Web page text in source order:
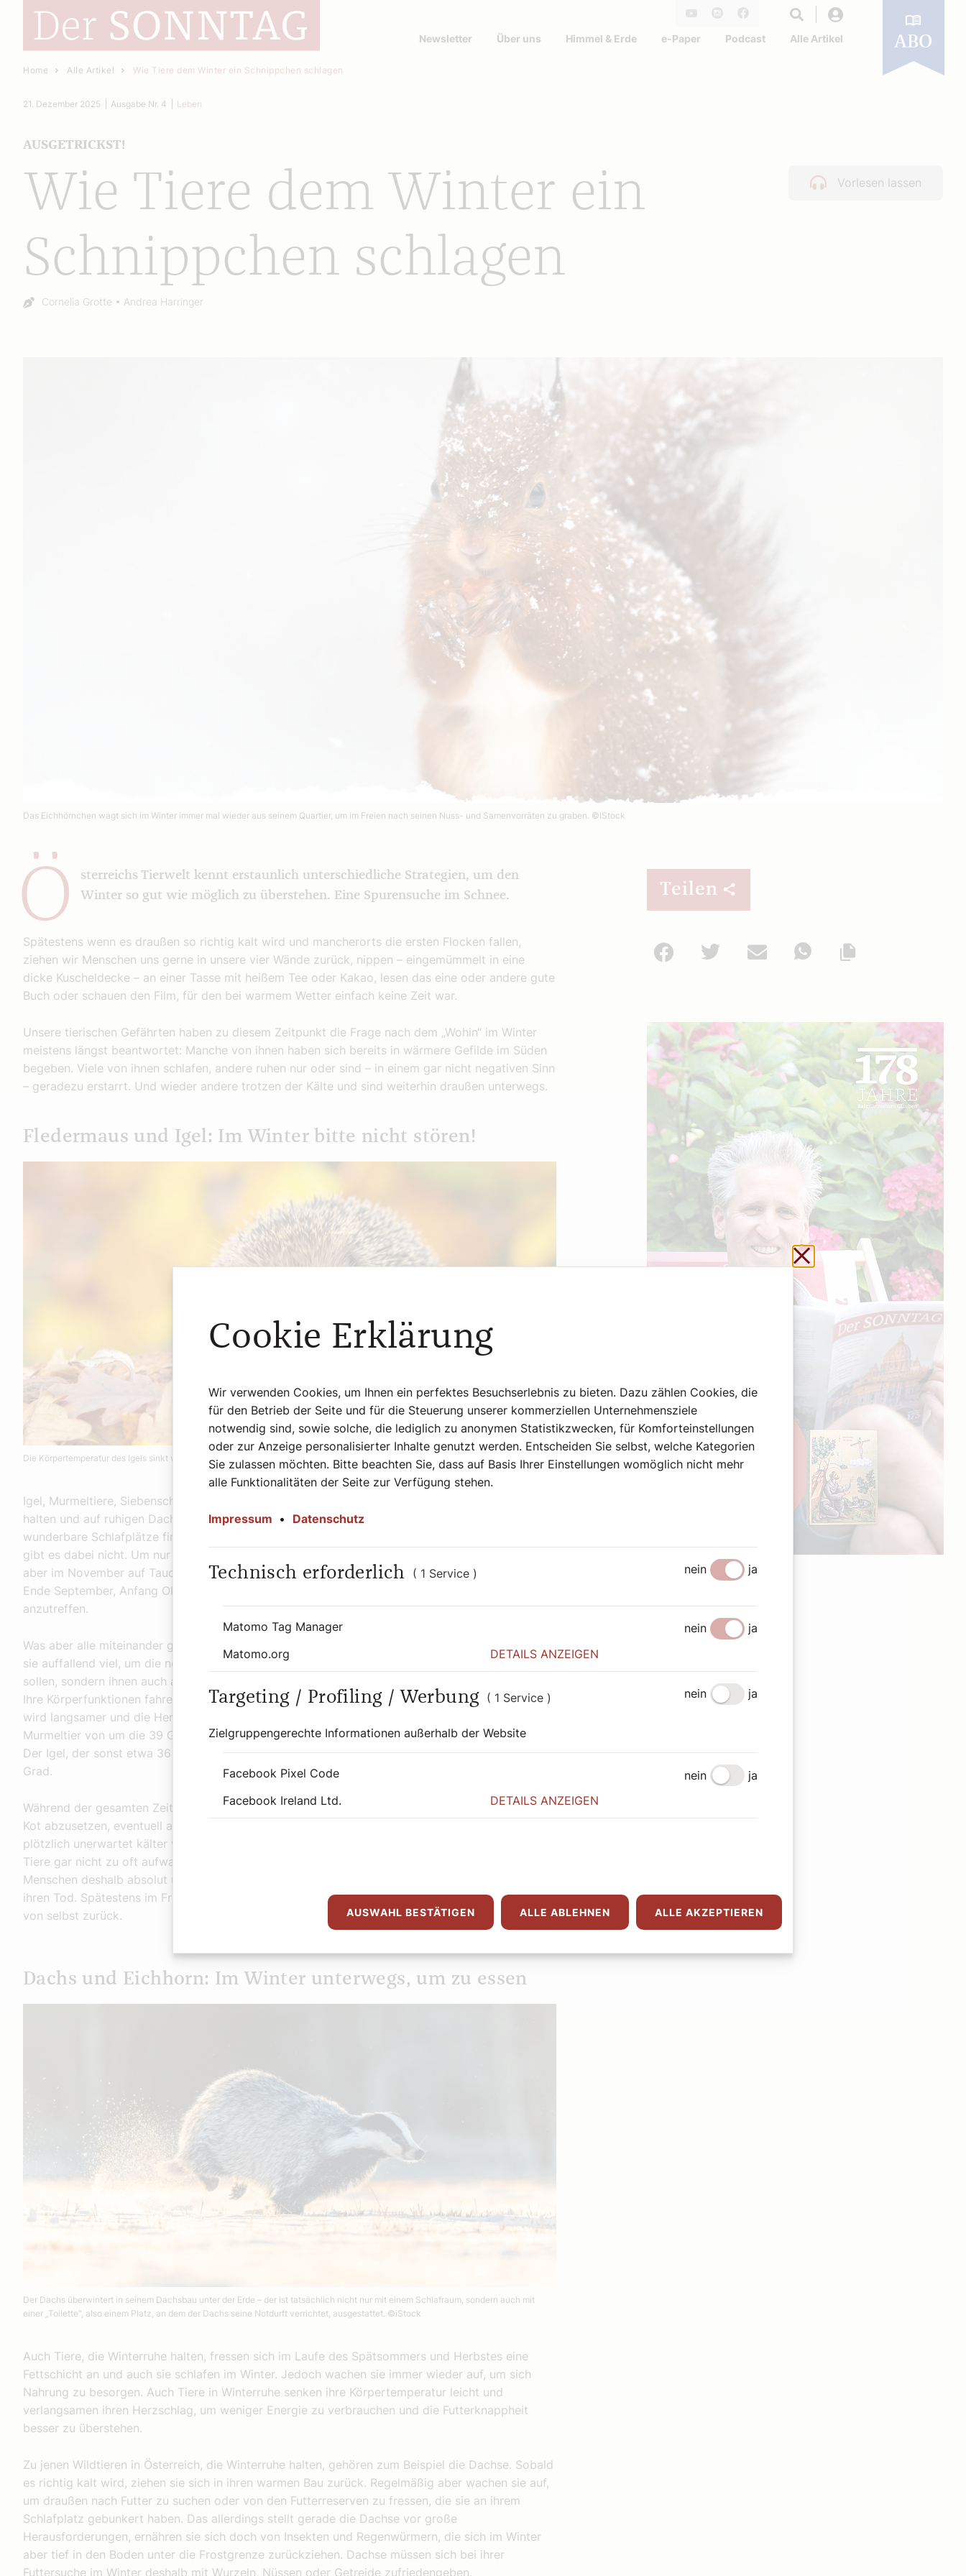
Facebook
Newsletter Über uns Himmel & Erde e-Paper Podcast Alle Artikel ABO
Home Alle Artikel Wie Tiere dem Winter ein Schnippchen schlagen
Vorlesen lassen
Wie Tiere dem Winter ein
Schnippchen schlagen
AUSGETRICKST!
21. Dezember 2025 Ausgabe Nr. 4 Leben
Autor:
Cornelia Grotte Andrea Harringer
Das Eichhörnchen wagt sich im Winter immer mal wieder aus seinem Quartier, um im Freien nach seinen Nuss- und Samenvorräten zu graben. ©iStock
Ö
sterreichs Tierwelt kennt erstaunlich unterschiedliche Strategien, um den
Winter so gut wie möglich zu überstehen. Eine Spurensuche im Schnee.
Spätestens wenn es draußen so richtig kalt wird und mancherorts die ersten Flocken fallen,
ziehen wir Menschen uns gerne in unsere vier Wände zurück, nippen – eingemümmelt in eine
dicke Kuscheldecke – an einer Tasse mit heißem Tee oder Kakao, lesen das eine oder andere gute
Buch oder schauen den Film, für den bei warmem Wetter einfach keine Zeit war.
Unsere tierischen Gefährten haben zu diesem Zeitpunkt die Frage nach dem „Wohin“ im Winter
meistens längst beantwortet: Manche von ihnen haben sich bereits in wärmere Gefilde im Süden
begeben. Viele von ihnen schlafen, andere ruhen nur oder sind – in einem gar nicht negativen Sinn
– geradezu erstarrt. Und wieder andere trotzen der Kälte und sind weiterhin draußen unterwegs.
Fledermaus und Igel: Im Winter bitte nicht stören!
Die Körpertemperatur des Igels sinkt während des Winterschlafes von 36 Grad Celsius auf 5 bis 8 Grad Celsius. ©iStock
Igel, Murmeltiere, Siebenschläfer und Fledermäuse gehören etwa zu denjenigen, die Winterschlaf
halten und auf ruhigen Dachböden, in Erd- oder Baumhöhlen oder unter Laubhaufen ganz
wunderbare Schlafplätze finden. Einen einheitlichen Zeitpunkt für den Beginn des Winterschlafes
gibt es dabei nicht. Um nur einige Beispiele zu nennen: Igel sind etwa ab Oktober, spätestens
aber im November auf Tauchstation. Murmeltiere und Siebenschläfer starten ihren Winterschlaf
Ende September, Anfang Oktober. Fledermäuse sind ab November nicht mehr draußen
anzutreffen.
Was aber alle miteinander gemeinsam haben: Bevor sie sich in den Winterschlaf begeben, fressen
sie auffallend viel, um die nötigen Fettreserven aufzubauen, die sie dann nicht nur warmhalten
sollen, sondern ihnen auch als Energiereserve dienen.
Ihre Körperfunktionen fahren die Wildtiere während des Winterschlafes stark herunter. Die Atmung
wird langsamer und die Herzfrequenz nimmt ab. Auch die Körpertemperatur sinkt, etwa beim
Murmeltier von um die 39 Grad Celsius auf nur noch 7 bis 9 Grad während des Winterschlafes.
Der Igel, der sonst etwa 36 Grad Körpertemperatur hat, kommt im Winter auf kaum mehr als 5
Grad.
Während der gesamten Zeit des Winterschlafes wachen die Tiere kaum auf, maximal um Urin oder
Kot abzusetzen, eventuell auch, um den Schlafplatz zu wechseln, wenn es am ursprünglichen Ort
plötzlich unerwartet kälter wird. Damit der Energievorrat über den Winter ausreicht, dürfen die
Tiere gar nicht zu oft aufwachen. Wildtiere aus ihrem Winterschlaf zu wecken, sollten wir
Menschen deshalb absolut und aktiv vermeiden. Wer Wildtiere im Winterschlaf weckt, riskiert
ihren Tod. Spätestens im Frühling, meist ist es März, kommen sie aus ihren Winterquartieren ganz
von selbst zurück.
Dachs und Eichhorn: Im Winter unterwegs, um zu essen
Der Dachs überwintert in seinem Dachsbau unter der Erde – der ist tatsächlich nicht nur mit einem Schlafraum, sondern auch mit
einer „Toilette“, also einem Platz, an dem der Dachs seine Notdurft verrichtet, ausgestattet. ©iStock
Auch Tiere, die Winterruhe halten, fressen sich im Laufe des Spätsommers und Herbstes eine
Fettschicht an und auch sie schlafen im Winter. Jedoch wachen sie immer wieder auf, um sich
Nahrung zu besorgen. Auch Tiere in Winterruhe senken ihre Körpertemperatur leicht und
verlangsamen ihren Herzschlag, um weniger Energie zu verbrauchen und die Futterknappheit
besser zu überstehen.
Zu jenen Wildtieren in Österreich, die Winterruhe halten, gehören zum Beispiel die Dachse. Sobald
es richtig kalt wird, ziehen sie sich in ihren warmen Bau zurück. Regelmäßig aber wachen sie auf,
um draußen nach Futter zu suchen oder von den Futterreserven zu fressen, die sie an ihrem
Schlafplatz gebunkert haben. Das allerdings stellt gerade die Dachse vor große
Herausforderungen, ernähren sie sich doch von Insekten und Regenwürmern, die sich im Winter
aber tief in den Boden unter die Frostgrenze zurückziehen. Dachse müssen sich bei ihrer
Futtersuche im Winter deshalb mit Wurzeln, Nüssen oder Getreide zufriedengeben.
Teilen
Facebook
Twitter Mail
WhatsApp
Schließen ohne zu
Cookie Erklärung
Wir verwenden Cookies, um Ihnen ein perfektes Besuchserlebnis zu bieten. Dazu zählen Cookies, die
für den Betrieb der Seite und für die Steuerung unserer kommerziellen Unternehmensziele
notwendig sind, sowie solche, die lediglich zu anonymen Statistikzwecken, für Komforteinstellungen
oder zur Anzeige personalisierter Inhalte genutzt werden. Entscheiden Sie selbst, welche Kategorien
Sie zulassen möchten. Bitte beachten Sie, dass auf Basis Ihrer Einstellungen womöglich nicht mehr
alle Funktionalitäten der Seite zur Verfügung stehen.
Impressum • Datenschutz
Technisch erforderlich ( 1 Service ) nein ja
Matomo Tag Manager nein
ja
Matomo.org
DETAILS ANZEIGEN
Targeting / Profiling / Werbung ( 1 Service )
Zielgruppengerechte Informationen außerhalb der Website
nein ja
Facebook Pixel Code nein
ja
Facebook Ireland Ltd.
DETAILS ANZEIGEN
AUSWAHL BESTÄTIGEN ALLE ABLEHNEN ALLE AKZEPTIEREN